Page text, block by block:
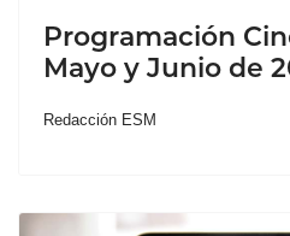
Programación
Mayo y Junio de
Redacción ESM